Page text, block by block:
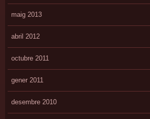
maig 2013
abril 2012
octubre 2011
gener 2011
desembre 2010